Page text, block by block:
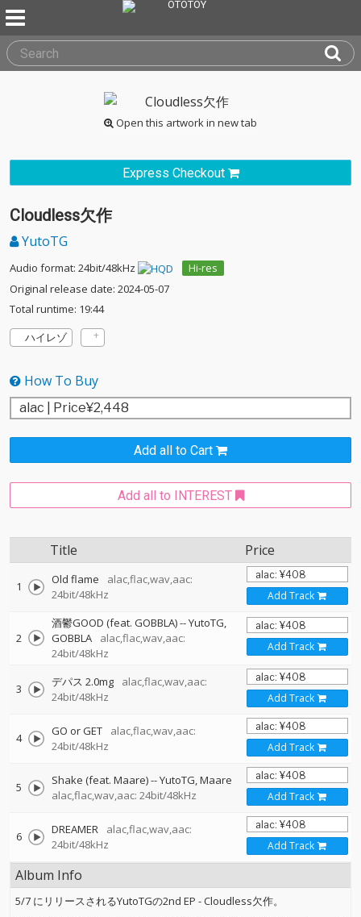
Open this artwork in new tab
Express Checkout
Cloudless欠作
YutoTG
Audio format: 24bit/48kHz
Hi-res
Original release date: 2024-05-07
Total runtime: 19:44
ハイレゾ
How To Buy
Add all to Cart
Add all to INTEREST
Title Price
1 Old flame
alac,flac,wav,aac:
24bit/48kHz
Add Track
2
酒鬱GOOD (feat. GOBBLA)--YutoTG
GOBBLA
alac,flac,wav,aac:
24bit/48kHz
Add Track
3 デパス 2.0mg
alac,flac,wav,aac:
24bit/48kHz
Add Track
4 GO or GET
alac,flac,wav,aac:
24bit/48kHz
Add Track
5 Shake (feat. Maare)--YutoTG Maare
alac,flac,wav,aac: 24bit/48kHz
Add Track
6 DREAMER
alac,flac,wav,aac:
24bit/48kHz
Add Track
Album Info
5/7 にリリースされるYutoTGの2nd EP - Cloudless欠作。